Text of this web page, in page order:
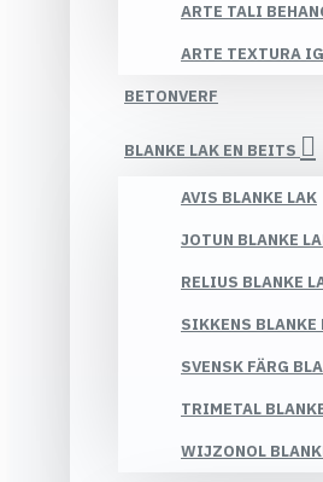
ARTE TALI
ARTE TEXTURA
BETONVERF
BLANKE LAK EN BEITS
AVIS BLANKE LAK
JOTUN BLANKE
RELIUS BLANKE
SIKKENS BLANKE
SVENSK FÄRG
TRIMETAL
WIJZONOL